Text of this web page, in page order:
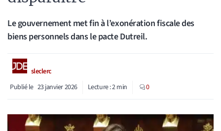
Le gouvernement met fin à l’exonération fiscale des
biens personnels dans le pacte Dutreil.
sleclerc
Publié le 23 janvier 2026 Lecture :2min 0